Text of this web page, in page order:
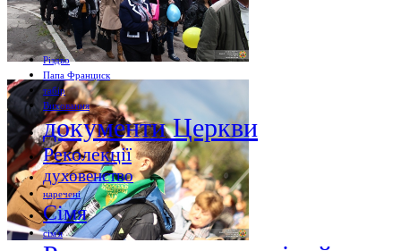
Різдво
Папа Франциск
табір
Виховання
документи Церкви
Реколекції
духовенство
наречені
Сімя
сім'я